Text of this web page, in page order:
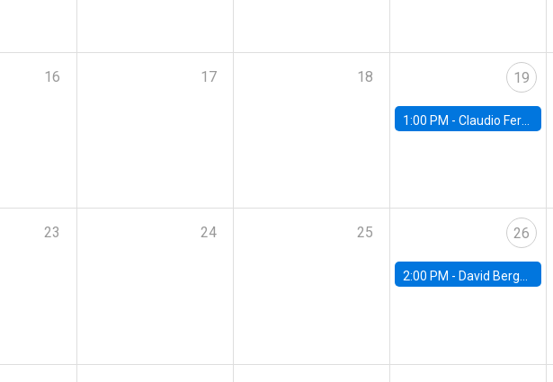
16 17 18 19
1:00 PM - Claudio Ferraz, British Columbia
23 24 25 26
2:00 PM - David Berger, Duke